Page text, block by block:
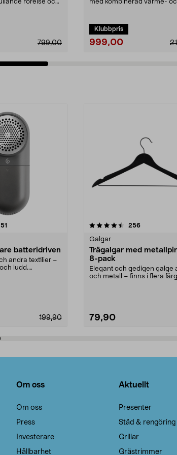
rörelse och
799,00
med kombinerad värme-
Klubbpris
999,00
batteridriven
andra textilier –
ludd.
199,90
5 stjärnor 256recensioner
Galgar
Trägalgar med
8-pack
Elegant och gedigen galge
och metall – finns i flera
79,90
4.0av 5 stjärnor
Om oss
Om oss
Press
Investerare
Hållbarhet
Aktuellt
Presenter
Städ & rengöring
Grillar
Grästrimmer